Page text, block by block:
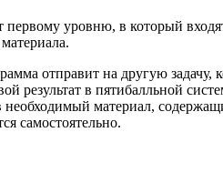
уровню, в который
отправит на другую
результат в пятибалльной
материал,
самостоятельно.